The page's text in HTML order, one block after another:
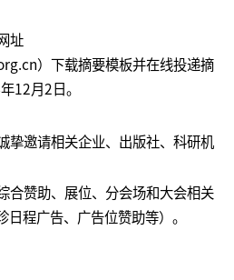
址
）下载摘要模板并在线投递摘
12月2日。
挚邀请相关企业、出版社、科研机
合赞助、展位、分会场和大会相关
程广告、广告位赞助等）。